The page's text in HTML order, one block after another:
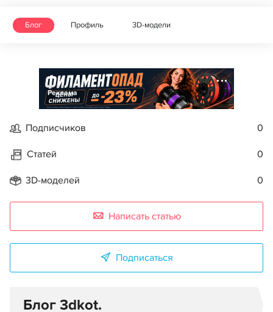
Блог Профиль 3D-модели
Реклама
Подписчиков 0
Статей 0
3D-моделей 0
Написать статью
Подписаться
Блог 3dkot.